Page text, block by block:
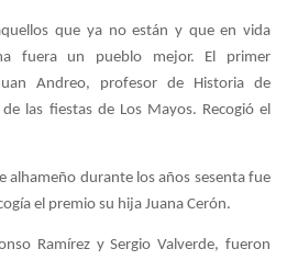
que ya no están y que en vida
fuera un pueblo mejor. El primer
Andreo, profesor de Historia de
las fiestas de Los Mayos. Recogió el
alhameño durante los años sesenta fue
el premio su hija Juana Cerón.
Ramírez y Sergio Valverde, fueron